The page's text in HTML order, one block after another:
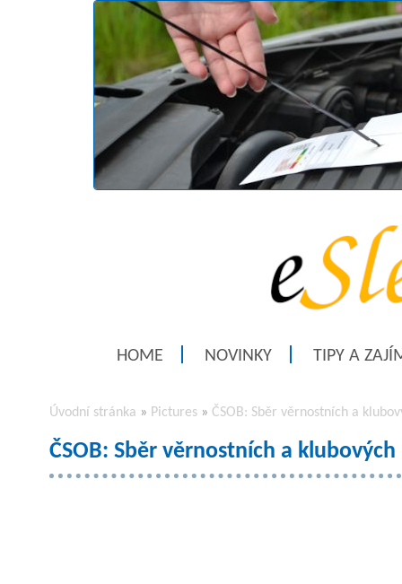
HOME NOVINKY TIPY A
Úvodní stránka » Pictures » ČSOB: Sběr věrnostních a
ČSOB: Sběr věrnostních a